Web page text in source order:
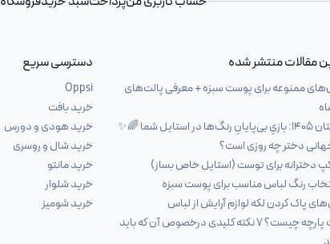
مقالات منتشر شده
ممنوعه برای پوست سبزه + معرفی پالت‌های
در استایل شما 🌈✨
دختر چه روزی است؟
کپ دخترانه برای توست (استایل خاص بساز)
رنگ لباس مناسب برای پوست سبزه
پاک کردن لکه لوازم آرایش از لباس
آبرفت پارچه چیست؟ ۷ نکته کلیدی درخصوص آن که باید
دسترسی سریع
Oppsi
خرید بافت
خرید هودی و دورس
خرید شال و روسری
خرید مانتو
خرید شلوار
خرید شومیز